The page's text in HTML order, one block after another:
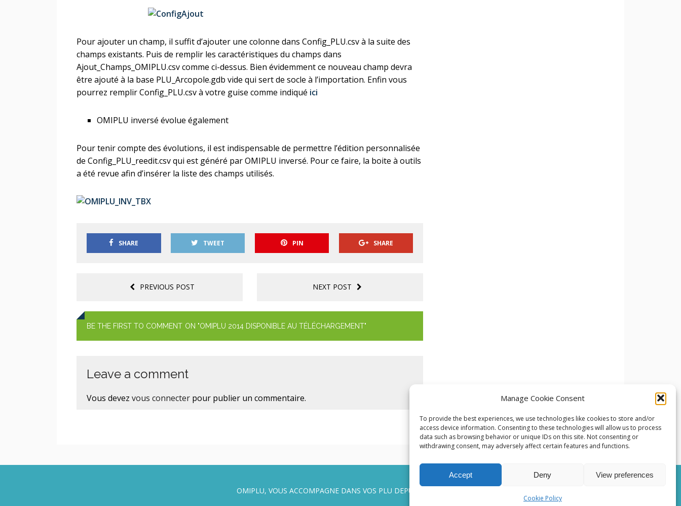
Manage Cookie Consent
To provide the best experiences, we use technologies like cookies to store and/or
access device information. Consenting to these technologies will allow us to process
data such as browsing behavior or unique IDs on this site. Not consenting or
withdrawing consent, may adversely affect certain features and functions.
Accept Deny View preferences
Cookie Policy
Pour ajouter un champ, il suffit d’ajouter une colonne dans Config_PLU.csv à la suite des
champs existants. Puis de remplir les caractéristiques du champs dans
Ajout_Champs_OMIPLU.csv comme ci-dessus. Bien évidemment ce nouveau champ devra
être ajouté à la base PLU_Arcopole.gdb vide qui sert de socle à l’importation. Enfin vous
pourrez remplir Config_PLU.csv à votre guise comme indiqué ici
OMIPLU inversé évolue également
Pour tenir compte des évolutions, il est indispensable de permettre l’édition personnalisée
de Config_PLU_reedit.csv qui est généré par OMIPLU inversé. Pour ce faire, la boite à outils
a été revue afin d’insérer la liste des champs utilisés.
SHARE TWEET PIN SHARE
PREVIOUS POST NEXT POST
BE THE FIRST TO COMMENT ON "OMIPLU 2014 DISPONIBLE AU TÉLÉCHARGEMENT"
Leave a comment
Vous devezvous connecter pour publier un commentaire.
OMIPLU, VOUS ACCOMPAGNE DANS VOS PLU DEPUIS 2014 !!!